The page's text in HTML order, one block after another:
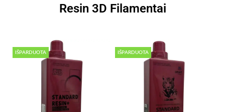
Resin 3D Filamentai
IŠPARDUOTA IŠPARDUOTA